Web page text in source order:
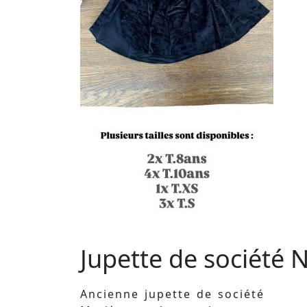
Jupette de société
Ancienne jupette de société